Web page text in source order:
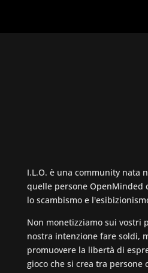
I.L.O. è una community nata
quelle persone OpenMinded
lo scambismo e
Non monetizziamo sui vostri
nostra intenzione fare soldi,
promuovere la libertà di
gioco che si crea tra persone